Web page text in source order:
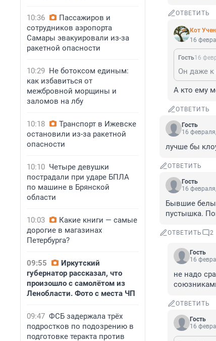
10:36
Пассажиров и
сотрудников аэропорта
Самары эвакуировали из-за
ракетной опасности
10:29 Не ботоксом единым:
как избавиться от
межбровной морщины и
заломов на лбу
10:18
Транспорт в Ижевске
остановили из-за ракетной
опасности
10:10 Четыре девушки
пострадали при ударе БПЛА
по машине в Брянской
области
10:03
Какие книги — самые
дорогие в магазинах
Петербурга?
09:55
Иркутский
губернатор рассказал, что
произошло с самолётом из
Ленобласти. Фото с места ЧП
09:47 ФСБ задержала трёх
подростков по подозрению в
подготовке теракта против
ОТВЕТИТЬ
Кот
16
Гость16
А кто ему
ОТВЕТИТЬ
Гость
16
лучше бы
ОТВЕТИТЬ
Гость
16
Бывшие
пустышка.
ОТВЕТИТЬ 2
Гость
16
не надо
ОТВЕТИТЬ
Гость
16